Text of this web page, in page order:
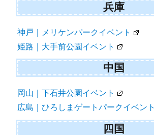
兵庫
神戸｜メリケンパークイベント
姫路｜大手前公園イベント
中国
岡山｜下石井公園イベント
広島｜ひろしまゲートパークイベント
四国